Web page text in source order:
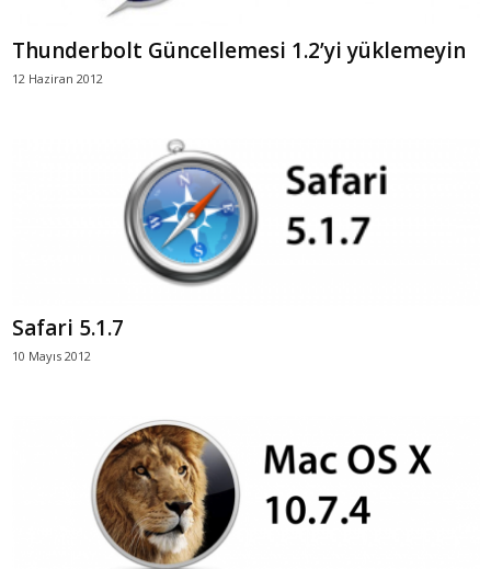
Thunderbolt Güncellemesi 1.2’yi yüklemeyin
12 Haziran 2012
Safari 5.1.7
10 Mayıs 2012